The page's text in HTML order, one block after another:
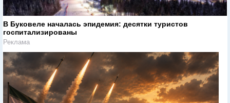
В Буковеле началась эпидемия: десятки туристов
госпитализированы
Реклама